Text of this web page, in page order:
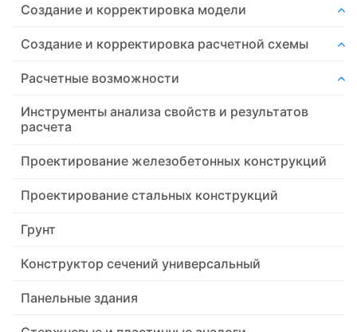
Создание и корректировка модели
Создание и корректировка расчетной схемы
Расчетные возможности
Инструменты анализа свойств и результатов
расчета
Проектирование железобетонных конструкций
Проектирование стальных конструкций
Грунт
Конструктор сечений универсальный
Панельные здания